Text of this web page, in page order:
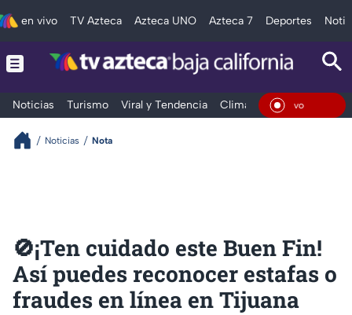
en vivo TV Azteca Azteca UNO Azteca 7 Deportes
Noticias Turismo Viral y Tendencia Clima Deportes En
Noticias Nota
🚫¡Ten cuidado este Buen Fin!
Así puedes reconocer estafas o
fraudes en línea en Tijuana